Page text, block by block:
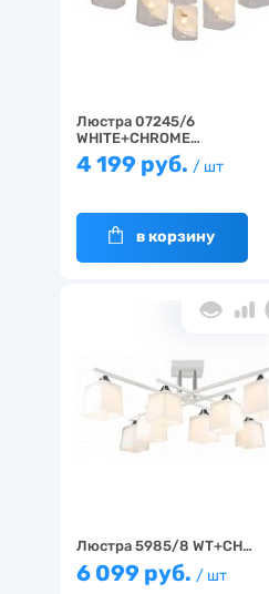
Люстра 07245/6
WHITE+CHROME…
4 199 руб. / шт
в корзину
Люстра 5985/8 WT+CH…
6 099 руб. / шт